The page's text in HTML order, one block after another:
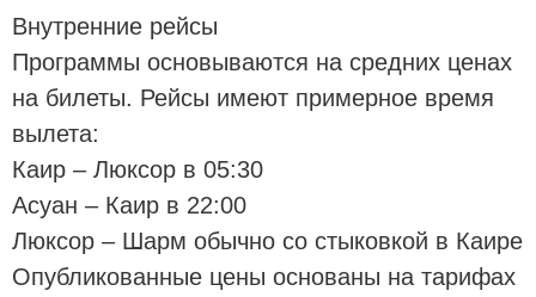
Внутренние рейсы
Программы основываются на средних ценах
на билеты. Рейсы имеют примерное время
вылета:
Каир – Люксор в 05:30
Асуан – Каир в 22:00
Люксор – Шарм обычно со стыковкой в Каире
Опубликованные цены основаны на тарифах